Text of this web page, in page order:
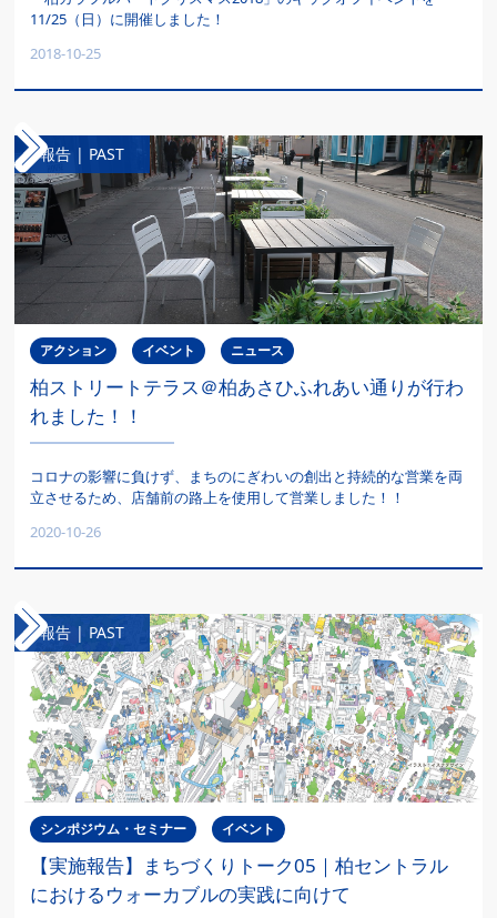
11/25（日）に開催しました！
2018-10-25
報告 | PAST
アクション イベント ニュース
柏ストリートテラス＠柏あさひふれあい通りが行わ
れました！！
コロナの影響に負けず、まちのにぎわいの創出と持続的な営業を両
立させるため、店舗前の路上を使用して営業しました！！
2020-10-26
報告 | PAST
シンポジウム・セミナー イベント
【実施報告】まちづくりトーク05｜柏セントラル
におけるウォーカブルの実践に向けて